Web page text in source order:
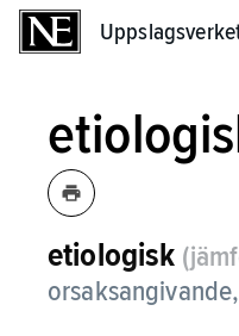
etiologisk